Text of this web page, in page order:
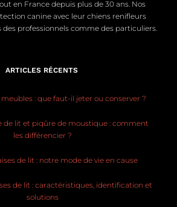
en France depuis plus de 30 ans. Nos
canine avec leur chiens renifleurs
professionnels comme des particuliers.
ARTICLES RÉCENTS
: que faut-il jeter ou conserver ?
de lit et piqûre de moustique : comment
les différencier ?
de lit : notre mode de vie en cause
de lit : caractéristiques, identification et
solutions